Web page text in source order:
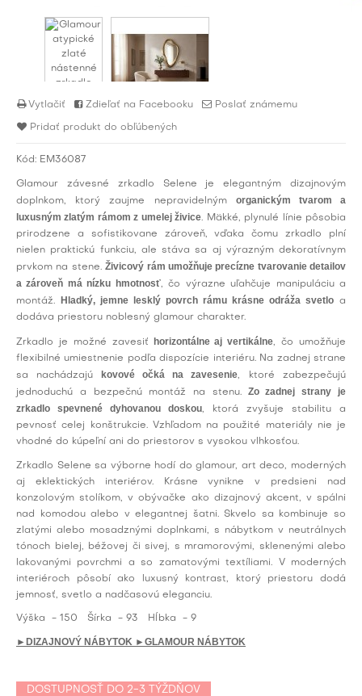
Vytlačiť Zdieľať na Facebooku Poslať známemu
Pridať produkt do obľúbených
Kód: EM36087
Glamour závesné zrkadlo Selene je elegantným dizajnovým
doplnkom, ktorý zaujme nepravidelným organickým tvarom a
luxusným zlatým rámom z umelej živice. Mäkké, plynulé línie pôsobia
prirodzene a sofistikovane zároveň, vďaka čomu zrkadlo plní
nielen praktickú funkciu, ale stáva sa aj výrazným dekoratívnym
prvkom na stene.Živicový rám umožňuje precízne tvarovanie detailov
a zároveň má nízku hmotnosť, čo výrazne uľahčuje manipuláciu a
montáž.
Hladký, jemne lesklý povrch rámu krásne odráža svetlo a
dodáva priestoru noblesný glamour charakter.
Zrkadlo je možné zavesiť horizontálne aj vertikálne, čo umožňuje
flexibilné umiestnenie podľa dispozície interiéru. Na zadnej strane
sa nachádzajú
kovové očká na zavesenie, ktoré zabezpečujú
jednoduchú a bezpečnú montáž na stenu.Zo zadnej strany je
zrkadlo spevnené dyhovanou doskou, ktorá zvyšuje stabilitu a
pevnosť celej konštrukcie. Vzhľadom na použité materiály nie je
vhodné do kúpeľní ani do priestorov s vysokou vlhkosťou.
Zrkadlo Selene sa výborne hodí do glamour, art deco, moderných
aj eklektických interiérov. Krásne vynikne v predsieni nad
konzolovým stolíkom, v obývačke ako dizajnový akcent, v spálni
nad komodou alebo v elegantnej šatni. Skvelo sa kombinuje so
zlatými alebo mosadznými doplnkami, s nábytkom v neutrálnych
tónoch bielej, béžovej či sivej, s mramorovými, sklenenými alebo
lakovanými povrchmi a so zamatovými textíliami. V moderných
interiéroch pôsobí ako luxusný kontrast, ktorý priestoru dodá
jemnosť, svetlo a nadčasovú eleganciu.
Výška - 150 Šírka - 93 Hĺbka - 9
►DIZAJNOVÝ NÁBYTOK ►GLAMOUR NÁBYTOK
DOSTUPNOSŤ DO 2-3 TÝŽDŇOV